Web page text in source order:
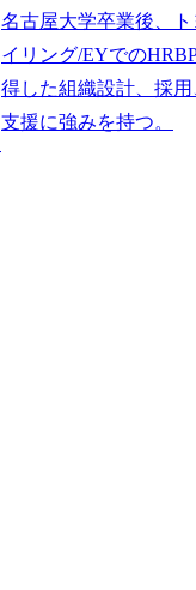
名古屋大学卒業後、
イリング/EYでの
得した組織設計、採
支援に強みを持つ。